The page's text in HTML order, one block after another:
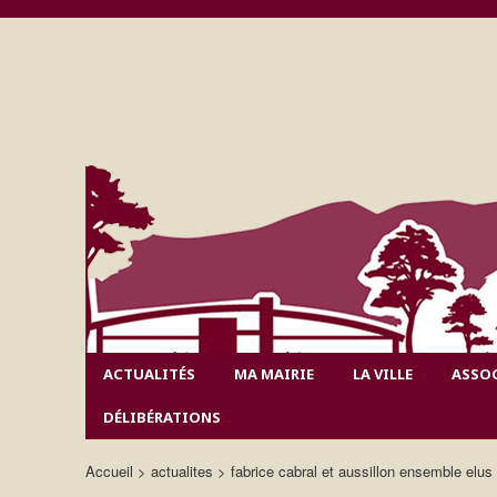
ACTUALITÉS MA MAIRIE LA VILLE
DÉLIBÉRATIONS
Accueil actualites fabrice cabral et aussillon ensemble elus